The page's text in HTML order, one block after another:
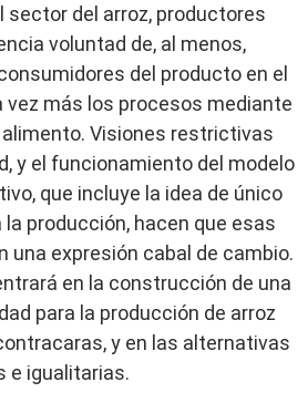
sector del arroz, productores
voluntad de, al menos,
del producto en el
vez más los procesos mediante
Visiones restrictivas
y el funcionamiento del modelo
que incluye la idea de único
producción, hacen que esas
una expresión cabal de cambio.
en la construcción de una
para la producción de arroz
y en las alternativas
e igualitarias.